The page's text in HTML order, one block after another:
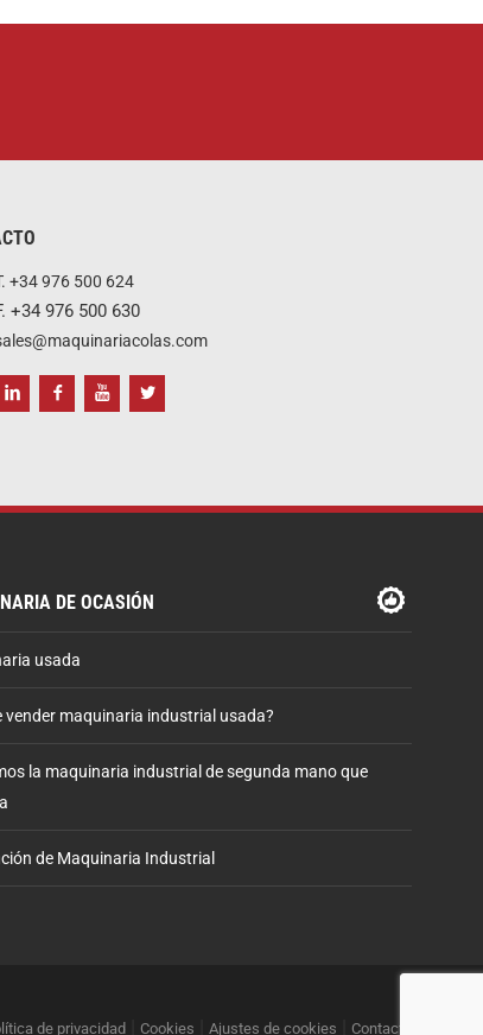
+34 976 500 624
+34 976 500 630
DE OCASIÓN
usada
vender maquinaria industrial usada?
la maquinaria industrial de segunda mano que
de Maquinaria Industrial
de privacidad Cookies Ajustes de cookies Contacto